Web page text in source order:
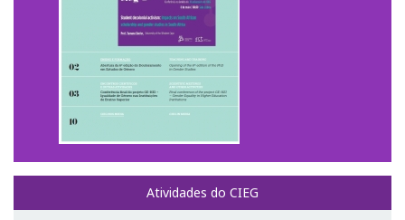
Website do Congresso
Mensagem de agradecimento
Fotografias e videos
3º Congresso Internacional
Call for papersAtividades do CIEG